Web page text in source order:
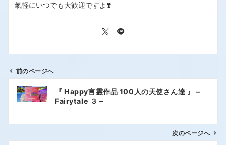
氣軽にいつでも大歓迎ですよ❣️
前のページへ
『 Happy言霊作品 100人の天使さん達 』 –
Fairytale ３ –
次のページへ